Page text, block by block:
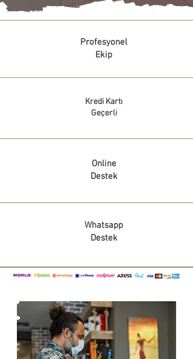
Profesyonel
Ekip
Kredi Kartı
Geçerli
Online
Destek
Whatsapp
Destek